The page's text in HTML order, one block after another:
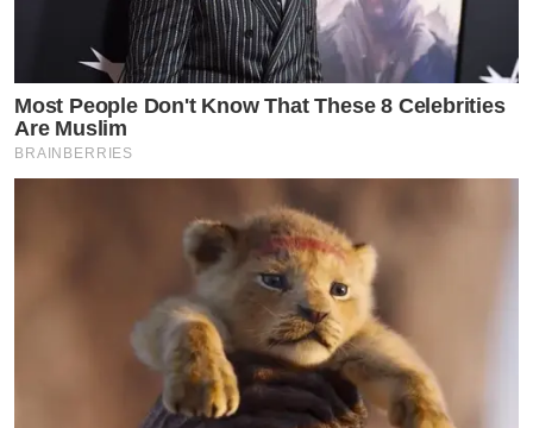
Most People Don't Know That These 8 Celebrities
Are Muslim
BRAINBERRIES